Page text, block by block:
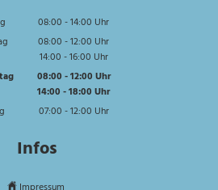
08:00 -14:00 Uhr
Von 08:00 bis 14:00 Uhr
08:00 -12:00 Uhr
Von 08:00 bis 12:00 Uhr
14:00 -16:00 Uhr
Von 14:00 bis 16:00 Uhr
08:00 -12:00 Uhr
Von 08:00 bis 12:00 Uhr
14:00 -18:00 Uhr
Von 14:00 bis 18:00 Uhr
07:00 -12:00 Uhr
Infos